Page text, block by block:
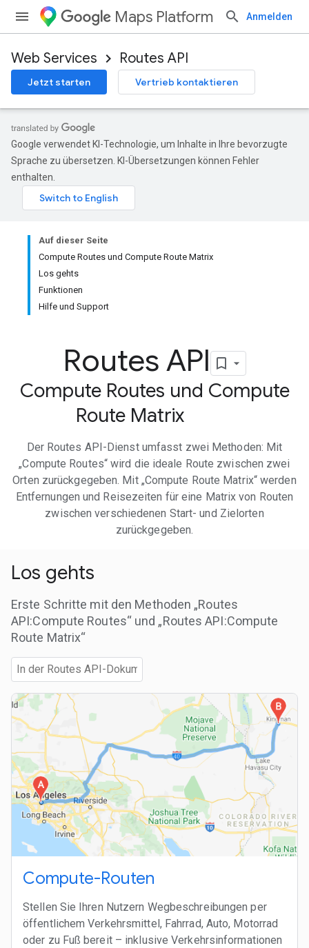
Maps Platform Anmelden
Web Services Routes API
Jetzt starten Vertrieb kontaktieren
Google verwendet KI-Technologie, um Inhalte in Ihre bevorzugte
Sprache zu übersetzen. KI-Übersetzungen können Fehler
enthalten.
Auf dieser Seite
Compute Routes und Compute Route Matrix
Los gehts
Funktionen
Hilfe und Support
Routes API
Compute Routes und Compute
Route Matrix
Der Routes API-Dienst umfasst zwei Methoden: Mit
„Compute Routes“ wird die ideale Route zwischen zwei
Orten zurückgegeben. Mit „Compute Route Matrix“ werden
Entfernungen und Reisezeiten für eine Matrix von Routen
zwischen verschiedenen Start- und Zielorten
zurückgegeben.
Los gehts
Erste Schritte mit den Methoden „Routes
API:Compute Routes“ und „Routes API:Compute
Route Matrix“
Compute-Routen
Stellen Sie Ihren Nutzern Wegbeschreibungen per
öffentlichem Verkehrsmittel, Fahrrad, Auto, Motorrad
oder zu Fuß bereit – inklusive Verkehrsinformationen